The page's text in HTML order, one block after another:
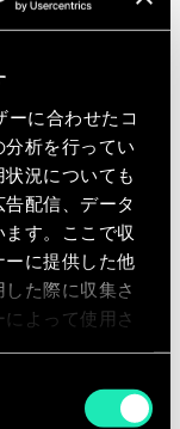
ーに合わせたコ
析を行ってい
況についても
配信、データ
す。ここで収
に提供した他
た際に収集さ
よって使用さ
mise
à
du
sujets :
au
groupes
réponses